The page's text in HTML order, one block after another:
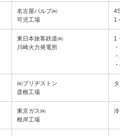
名古屋パルプ㈱
可児工場
1
東日本旅客鉄道㈱
川崎火力発電所
1
㈱ブリヂストン
彦根工場
東京ガス㈱
根岸工場